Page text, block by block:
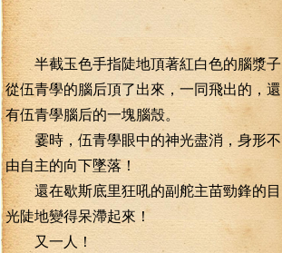
半截玉色手指陡地頂著紅白色的腦漿子
從伍青學的腦后頂了出來，一同飛出的，還
有伍青學腦后的一塊腦殼。
霎時，伍青學眼中的神光盡消，身形不
由自主的向下墜落！
還在歇斯底里狂吼的副舵主苗勁鋒的目
光陡地變得呆滯起來！
又一人！